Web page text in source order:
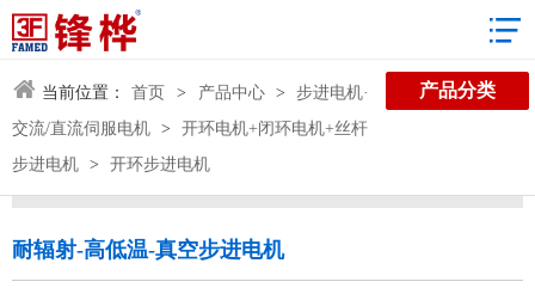
当前位置： 首页 > 产品中心 >
步进电机·
交流/直流伺服电机 >
开环电机+闭环电机+丝杆
步进电机 > 开环步进电机
3D数据库
产品分类
耐辐射-高低温-真空步进电机